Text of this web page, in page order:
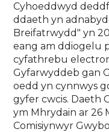
Cyhoeddwyd
ddaeth yn
Breifatrwydd" yn
eang am ddiogelu
cyfathrebu
Gyfarwyddeb gan
oedd yn cynnwys
gyfer cwcis. Daeth
ym Mhrydain ar 26
Comisiynwyr